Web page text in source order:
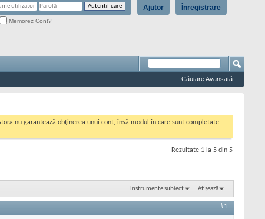
Înregistrare
Ajutor
Memorez Cont?
Căutare Avansată
nu garantează obținerea unui cont, însă modul în care sunt completate
Rezultate 1 la 5 din 5
Instrumente subiect Afișează
#1